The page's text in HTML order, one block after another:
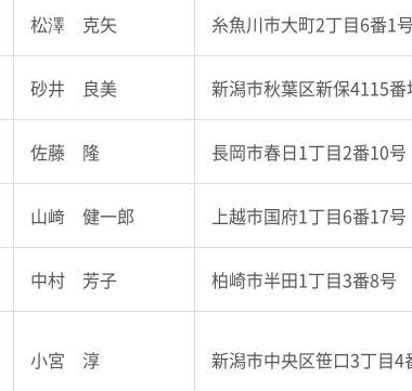
松澤 克矢 糸魚川市大町2丁目6番1号
砂井 良美 新潟市秋葉区新保4115番
佐藤 隆 長岡市春日1丁目2番10号
山﨑 健一郎 上越市国府1丁目6番17号
中村 芳子 柏崎市半田1丁目3番8号
小宮 淳 新潟市中央区笹口3丁目4